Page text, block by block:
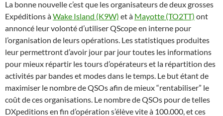
La bonne nouvelle c’est que les organisateurs de deux grosses
Expéditions àWake Island (K9W) et à Mayotte (TO2TT) ont
annoncé leur volonté d’utiliser QScope en interne pour
l’organisation de leurs opérations. Les statistiques produites
leur permettront d’avoir jour par jour toutes les informations
pour mieux répartir les tours d’opérateurs et la répartition des
activités par bandes et modes dans le temps. Le but étant de
maximiser le nombre de QSOs afin de mieux “rentabiliser” le
coût de ces organisations. Le nombre de QSOs pour de telles
DXpeditions en fin d’opération s’élève vite à 100.000, et ces